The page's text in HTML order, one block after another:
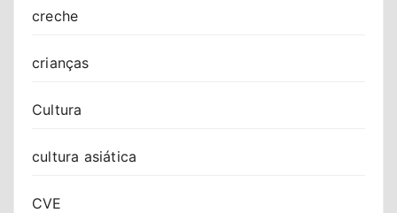
creche
crianças
Cultura
cultura asiática
CVE